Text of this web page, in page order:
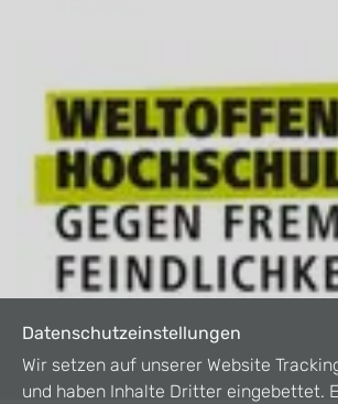
Datenschutzeinstellungen
Wir setzen auf unserer Website
und haben Inhalte Dritter eingebettet.